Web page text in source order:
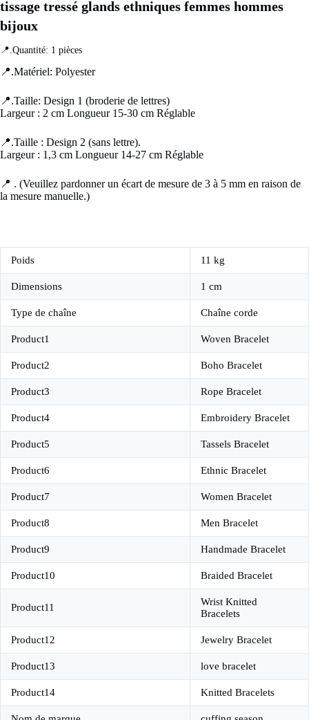
tissage tressé glands ethniques femmes hommes
bijoux
📍.Quantité: 1 pièces
📍.Matériel: Polyester
📍.Taille: Design 1 (broderie de lettres)
Largeur : 2 cm Longueur 15-30 cm Réglable
📍.Taille : Design 2 (sans lettre).
Largeur : 1,3 cm Longueur 14-27 cm Réglable
📍 . (Veuillez pardonner un écart de mesure de 3 à 5 mm en raison de
la mesure manuelle.)
Poids 11 kg
Dimensions 1 cm
Type de chaîne Chaîne corde
Product1 Woven Bracelet
Product2 Boho Bracelet
Product3 Rope Bracelet
Product4 Embroidery Bracelet
Product5 Tassels Bracelet
Product6 Ethnic Bracelet
Product7 Women Bracelet
Product8 Men Bracelet
Product9 Handmade Bracelet
Product10 Braided Bracelet
Product11
Wrist Knitted
Bracelets
Product12 Jewelry Bracelet
Product13 love bracelet
Product14 Knitted Bracelets